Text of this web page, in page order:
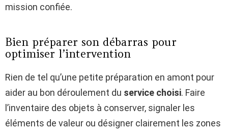
mission confiée.
Bien préparer son débarras pour
optimiser l’intervention
Rien de tel qu’une petite préparation en amont pour
aider au bon déroulement du service choisi. Faire
l’inventaire des objets à conserver, signaler les
éléments de valeur ou désigner clairement les zones